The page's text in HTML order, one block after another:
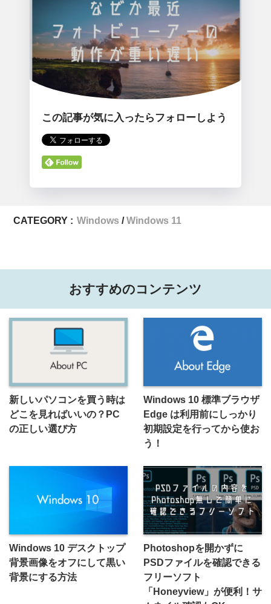
この記事が気に入ったらフォローしよう
CATEGORY : Windows Windows 11
おすすめのコンテンツ
新しいパソコンを買う時は
どこを見ればいいの？PC
の正しい選び方
Windows 10 標準ブラウザ
Edge は利用前にしっかり
初期設定を行ってから使お
う！
Windows 10 デスクトップ
背景画像をオフにして黒い
背景にする方法
Photoshopを開かずに
PSDファイルを確認できる
フリーソフト
「Honeyview」が便利！サ